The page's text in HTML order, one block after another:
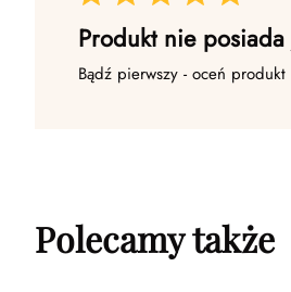
Produkt nie
Bądź pierwszy - oceń
Polecamy także